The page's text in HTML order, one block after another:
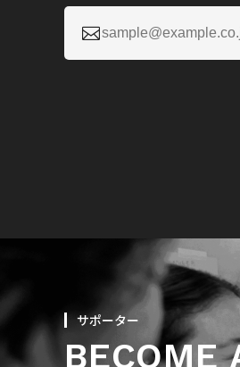

サポーター
BECOME